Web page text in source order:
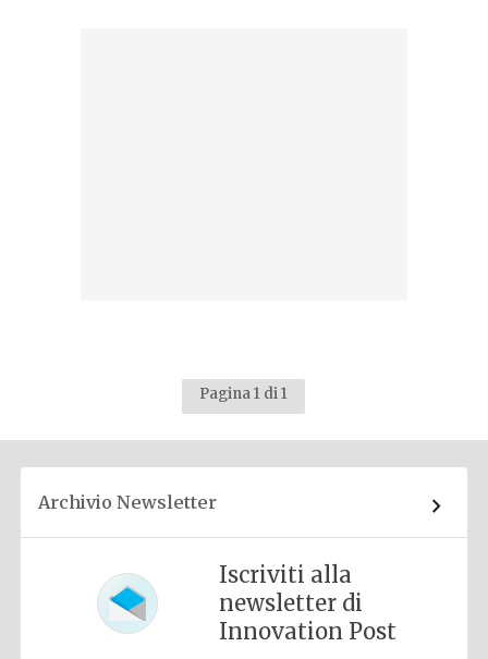
Pagina 1 di 1
Archivio Newsletter
Iscriviti alla
newsletter di
Innovation Post